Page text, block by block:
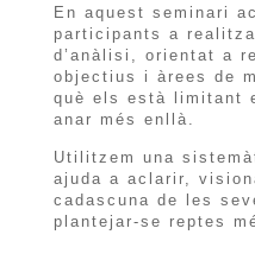
En aquest seminari
participants a
d’anàlisi, orientat a
objectius i àrees de
què els està limitant
anar més enllà.
Utilitzem una
ajuda a aclarir,
cadascuna de les
plantejar-se reptes